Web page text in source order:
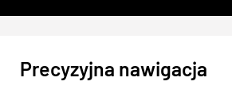
Precyzyjna nawigacja